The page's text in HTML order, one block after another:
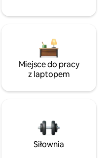
Miejsce do pracy
z laptopem
Siłownia